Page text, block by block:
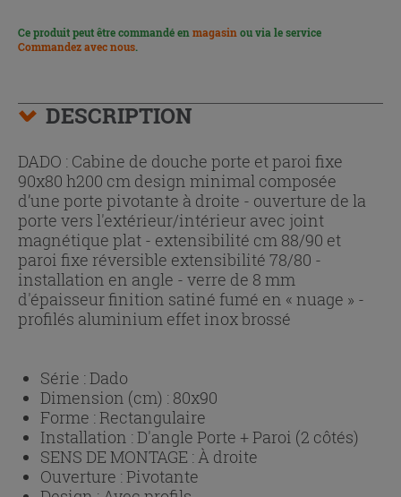
Ce produit peut être commandé en magasin ou via le service
Commandez avec nous.
DESCRIPTION
DADO : Cabine de douche porte et paroi fixe
90x80 h200 cm design minimal composée
d’une porte pivotante à droite - ouverture de la
porte vers l'extérieur/intérieur avec joint
magnétique plat - extensibilité cm 88/90 et
paroi fixe réversible extensibilité 78/80 -
installation en angle - verre de 8 mm
d'épaisseur finition satiné fumé en « nuage » -
profilés aluminium effet inox brossé
Série :Dado
Dimension (cm) : 80x90
Forme :Rectangulaire
Installation :D'angle Porte + Paroi (2 côtés)
SENS DE MONTAGE : À droite
Ouverture :Pivotante